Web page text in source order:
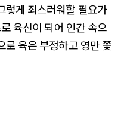
렇게 죄스러워할 필요가
육신이 되어 인간 속으
로 육은 부정하고 영만 쫓